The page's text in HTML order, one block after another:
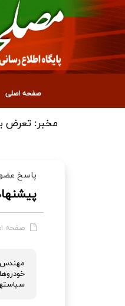
صفحه اصلی
انتصاب
پاسخ
صفحه
مهندس